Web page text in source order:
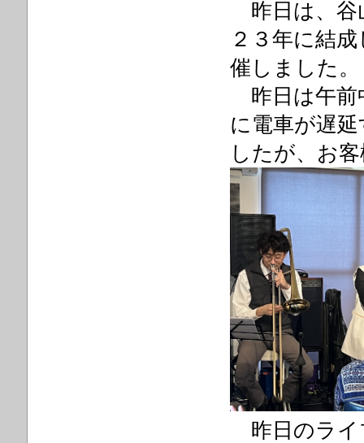
昨日は、谷
２３年に結
催しました。
昨日は午前
に電車が遅
したが、お
昨日のライ